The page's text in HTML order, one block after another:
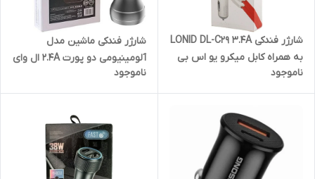
شارژر فندکی LONID DL-C29 3.4A
به همراه کابل میکرو یو اس بی
ناموجود
شارژر فندکی ماشین مدل
آلومینیومی دو پورت 2.4A ال وای
زد LYZ LZ02
ناموجود